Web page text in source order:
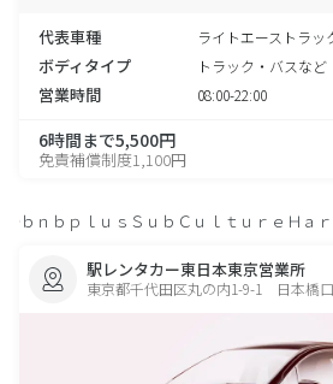
代表車種 ライトエーストラッ
ボディタイプ トラック・バスなど
営業時間 08:00-22:00
6時間まで5,500円
免責補償制度1,100円
ｂｎｂｐｌｕｓＳｕｂＣｕｌｔｕｒｅＨａ
駅レンタカー東日本東京営業所
東京都千代田区丸の内1-9-1 日本橋口